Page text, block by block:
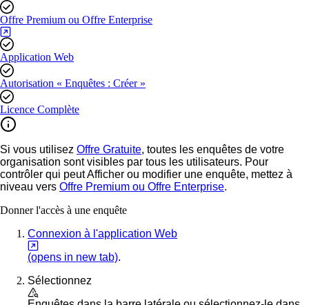
Offre Premium ou Offre Enterprise
Application Web
Autorisation « Enquêtes : Créer »
Licence Complète
Si vous utilisez Offre Gratuite, toutes les enquêtes de votre
organisation sont visibles par tous les utilisateurs. Pour
contrôler qui peut Afficher ou modifier une enquête, mettez à
niveau vers Offre Premium ou Offre Enterprise.
Donner l'accès à une enquête
Connexion à l'application Web
(opens in new tab).
Sélectionnez